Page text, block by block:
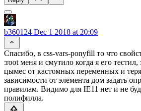
b360124 Dec 1 2018 at 20:09
Спасибо, в css-vars-ponyfill то что
:root меня и смутило когда я его тестил,
цымес от кастомных переменных и
зависимости от элемента дом задать
правилам. Видимо для IE11 нет и не
полифилла.